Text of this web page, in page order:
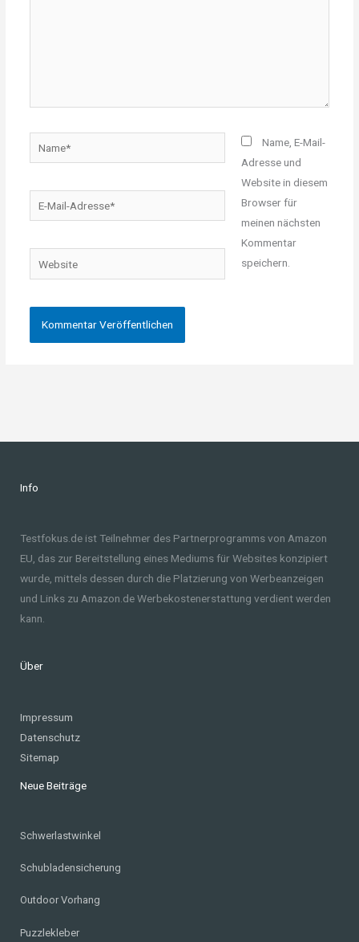
Mail-
Website
Name, E-Mail-
Adresse und
Website in diesem
Browser für
meinen nächsten
Kommentar
speichern.
Info
Testfokus.de ist Teilnehmer des Partnerprogramms von Amazon
EU, das zur Bereitstellung eines Mediums für Websites konzipiert
wurde, mittels dessen durch die Platzierung von Werbeanzeigen
und Links zu Amazon.de Werbekostenerstattung verdient werden
kann.
Über
Impressum
Datenschutz
Sitemap
Neue Beiträge
Schwerlastwinkel
Schubladensicherung
Outdoor Vorhang
Puzzlekleber